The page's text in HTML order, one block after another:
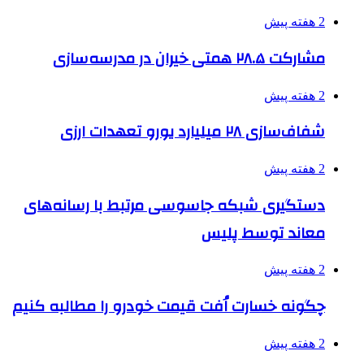
2 هفته پیش
مشارکت ۲۸.۵ همتی خیران در مدرسه‌سازی
2 هفته پیش
شفاف‌سازی ۲۸ میلیارد یورو تعهدات ارزی
2 هفته پیش
دستگیری شبکه جاسوسی مرتبط با رسانه‌های
معاند توسط پلیس
2 هفته پیش
چگونه خسارت اُفت قیمت خودرو را مطالبه کنیم
2 هفته پیش